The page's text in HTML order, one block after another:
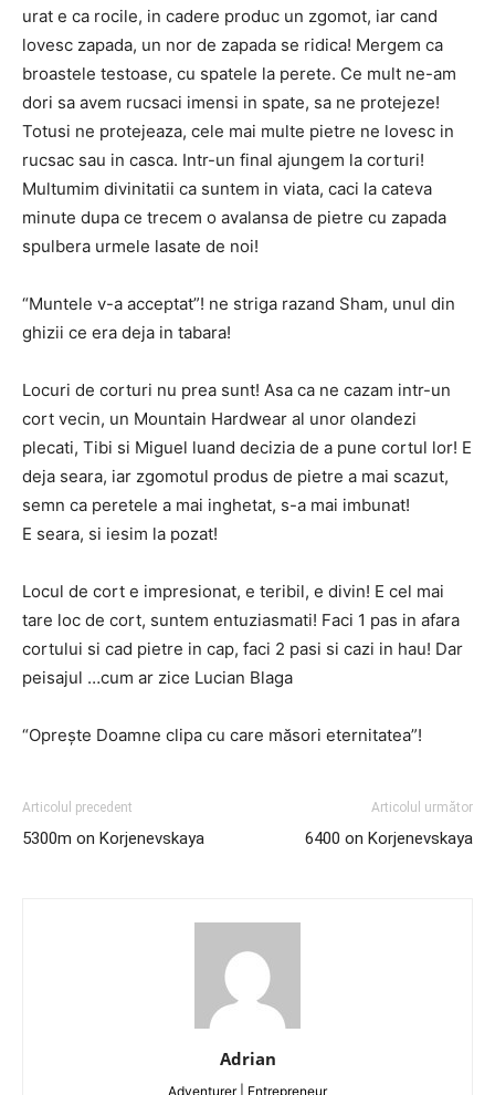
urat e ca rocile, in cadere produc un zgomot, iar cand
lovesc zapada, un nor de zapada se ridica! Mergem ca
broastele testoase, cu spatele la perete. Ce mult ne-am
dori sa avem rucsaci imensi in spate, sa ne protejeze!
Totusi ne protejeaza, cele mai multe pietre ne lovesc in
rucsac sau in casca. Intr-un final ajungem la corturi!
Multumim divinitatii ca suntem in viata, caci la cateva
minute dupa ce trecem o avalansa de pietre cu zapada
spulbera urmele lasate de noi!
“Muntele v-a acceptat”! ne striga razand Sham, unul din
ghizii ce era deja in tabara!
Locuri de corturi nu prea sunt! Asa ca ne cazam intr-un
cort vecin, un Mountain Hardwear al unor olandezi
plecati, Tibi si Miguel luand decizia de a pune cortul lor! E
deja seara, iar zgomotul produs de pietre a mai scazut,
semn ca peretele a mai inghetat, s-a mai imbunat!
E seara, si iesim la pozat!
Locul de cort e impresionat, e teribil, e divin! E cel mai
tare loc de cort, suntem entuziasmati! Faci 1 pas in afara
cortului si cad pietre in cap, faci 2 pasi si cazi in hau! Dar
peisajul …cum ar zice Lucian Blaga
“Opreşte Doamne clipa cu care măsori eternitatea”!
Articolul precedent
5300m on Korjenevskaya
Articolul următor
6400 on Korjenevskaya
Adrian
Adventurer | Entrepreneur